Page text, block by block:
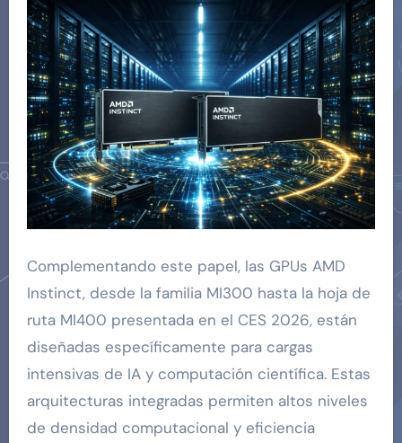
Complementando este papel, las GPUs AMD
Instinct, desde la familia MI300 hasta la hoja de
ruta MI400 presentada en el CES 2026, están
diseñadas específicamente para cargas
intensivas de IA y computación científica. Estas
arquitecturas integradas permiten altos niveles
de densidad computacional y eficiencia